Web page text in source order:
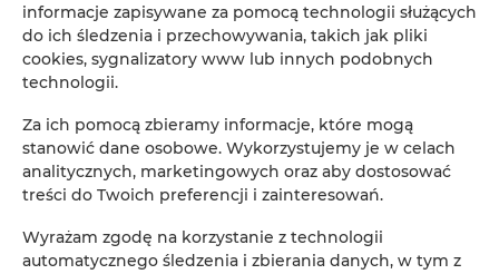
Rezerwacja online
Lokalizacja
Początek
Koniec
Osoby
informacje zapisywane za pomocą technologii służących
do ich śledzenia i przechowywania, takich jak pliki
cookies, sygnalizatory www lub innych podobnych
technologii.
Za ich pomocą zbieramy informacje, które mogą
stanowić dane osobowe. Wykorzystujemy je w celach
analitycznych, marketingowych oraz aby dostosować
treści do Twoich preferencji i zainteresowań.
Wyrażam zgodę na korzystanie z technologii
automatycznego śledzenia i zbierania danych, w tym z